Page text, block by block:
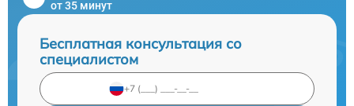
от 35 минут
Бесплатная консультация со
специалистом